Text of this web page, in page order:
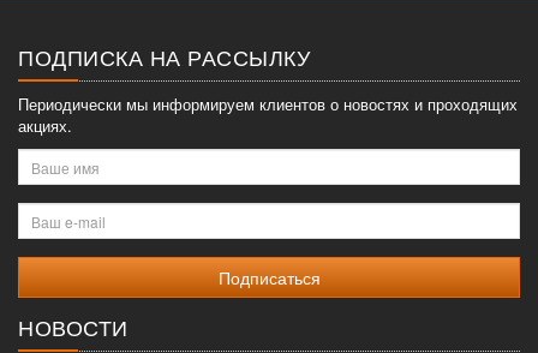
ПОДПИСКА НА РАССЫЛКУ
Периодически мы информируем клиентов о новостях и проходящих
акциях.
Ваше
имя
Ваш
e-
mail
НОВОСТИ